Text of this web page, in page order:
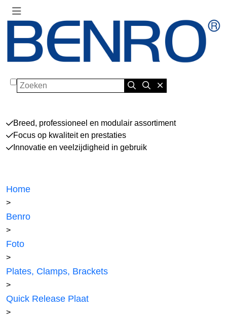
Zoeken
Breed, professioneel en modulair assortiment
Focus op kwaliteit en prestaties
Innovatie en veelzijdigheid in gebruik
Home
>
Benro
>
Foto
>
Plates, Clamps, Brackets
>
Quick Release Plaat
>